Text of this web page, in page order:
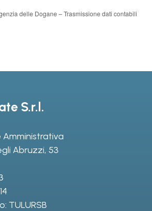
delle Dogane – Trasmissione dati contabili
S.r.l.
Abruzzi, 53
TULURSB